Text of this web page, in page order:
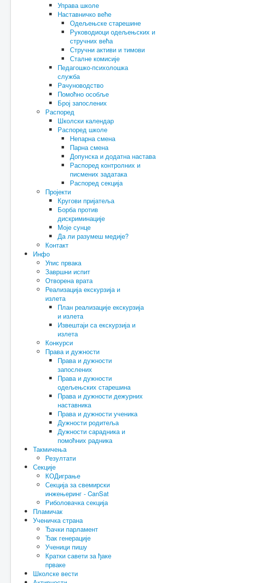
Управа школе
Наставничко веће
Одељењске старешине
Руководиоци одељењских и
стручних већа
Стручни активи и тимови
Сталне комисије
Педагошко-психолошка
служба
Рачуноводство
Помоћно особље
Број запослених
Распоред
Школски календар
Распоред школе
Непарна смена
Парна смена
Допунска и додатна настава
Распоред контролних и
писмених задатака
Распоред секција
Пројекти
Кругови пријатеља
Борба против
дискриминације
Моје сунце
Да ли разумеш медије?
Контакт
Инфо
Упис првака
Завршни испит
Отворена врата
Реализација екскурзија и
излета
План реализације екскурзија
и излета
Извештаји са екскурзија и
излета
Конкурси
Права и дужности
Права и дужности
запослених
Права и дужности
одељењских старешина
Права и дужности дежурних
наставника
Права и дужности ученика
Дужности родитеља
Дужности сарадника и
помоћних радника
Такмичења
Резултати
Секције
КОДиграње
Секција за свемирски
инжењеринг - CanSat
Риболовачка секција
Пламичак
Ученичка страна
Ђачки парламент
Ђак генерације
Ученици пишу
Кратки савети за ђаке
прваке
Школске вести